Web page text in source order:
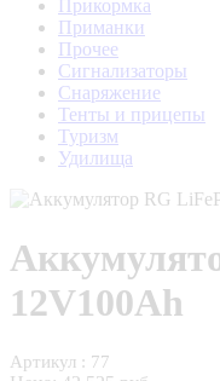
Прикормка
Приманки
Прочее
Сигнализаторы
Снаряжение
Тенты и прицепы
Туризм
Удилища
12V100Ah
Артикул : 77